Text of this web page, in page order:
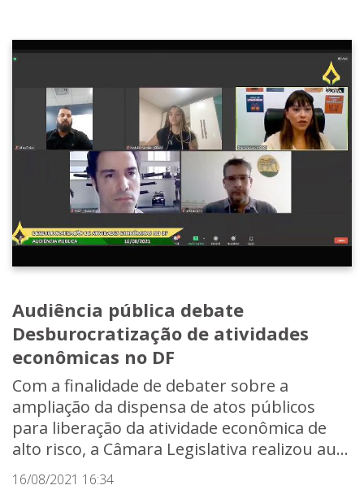
Audiência pública debate
Desburocratização de atividades
econômicas no DF
Com a finalidade de debater sobre a
ampliação da dispensa de atos públicos
para liberação da atividade econômica de
alto risco, a Câmara Legislativa realizou au...
16/08/2021 16:34